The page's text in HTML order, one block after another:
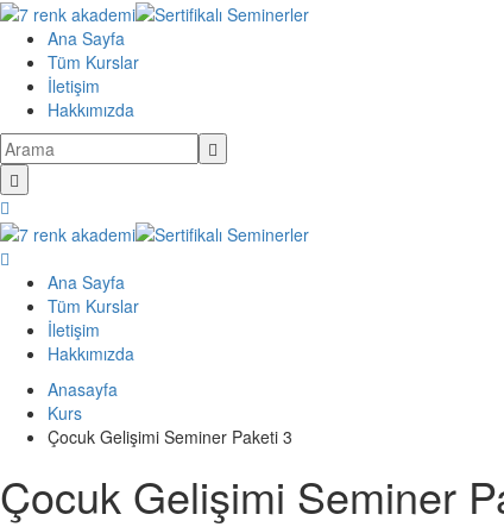
İçeriğe
atlamaAna Sayfa
Tüm Kurslar
İletişim
Hakkımızda
Ana Sayfa
Tüm Kurslar
İletişim
Hakkımızda
Anasayfa
Kurs
Çocuk Gelişimi Seminer Paketi 3
Çocuk Gelişimi Seminer